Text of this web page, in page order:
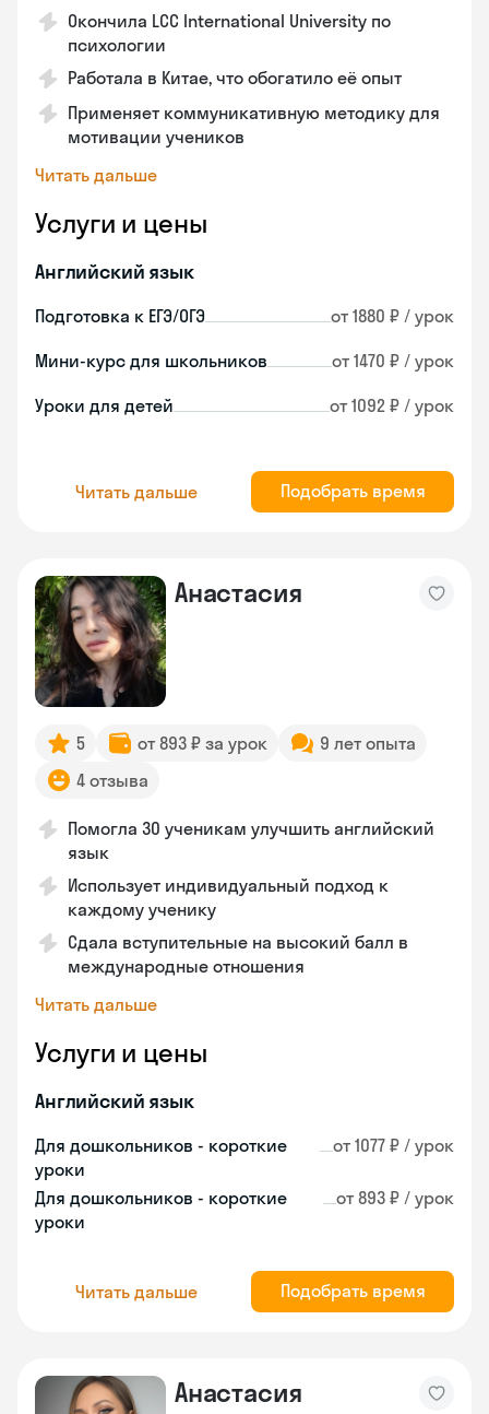
Окончила LCC International University по
психологии
Работала в Китае, что обогатило её опыт
Применяет коммуникативную методику для
мотивации учеников
Читать дальше
Услуги и цены
Английский язык
Подготовка к ЕГЭ/ОГЭ от 1880 ₽ / урок
Мини-курс для школьников от 1470 ₽ / урок
Уроки для детей от 1092 ₽ / урок
Читать дальше Подобрать время
Анастасия
5 от 893 ₽ за урок
9 лет опыта
4 отзыва
Помогла 30 ученикам улучшить английский
язык
Использует индивидуальный подход к
каждому ученику
Сдала вступительные на высокий балл в
международные отношения
Читать дальше
Услуги и цены
Английский язык
Для дошкольников - короткие
уроки
от 1077 ₽ / урок
Для дошкольников - короткие
уроки
от 893 ₽ / урок
Читать дальше Подобрать время
Анастасия